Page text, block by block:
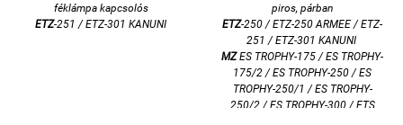
féklámpa kapcsolós
ETZ-251 / ETZ-301 KANUNI
piros, párban
ETZ-250 / ETZ-250 ARMEE / ETZ-
251 / ETZ-301 KANUNI
MZES TROPHY-175 / ES TROPHY-
175/2 / ES TROPHY-250 / ES
TROPHY-250/1 / ES TROPHY-
250/2 / ES TROPHY-300 / ETS